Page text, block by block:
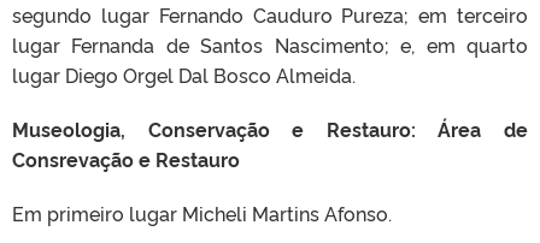
segundo lugar Fernando Cauduro Pureza; em terceiro
lugar Fernanda de Santos Nascimento; e, em quarto
lugar Diego Orgel Dal Bosco Almeida.
Museologia, Conservação e Restauro: Área de
Consrevação e Restauro
Em primeiro lugar Micheli Martins Afonso.